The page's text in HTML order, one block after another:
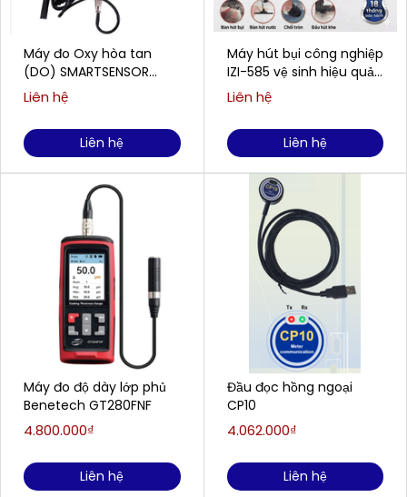
Máy đo Oxy hòa tan
(DO) SMARTSENSOR
AR8210 (0,00 ~ 20,00
Liên hệ
Liên hệ
Máy đo độ dày lớp phủ
Benetech GT280FNF
4.800.000₫
Liên hệ
Máy hút bụi công nghiệp
IZI-585 vệ sinh hiệu quả
cho doanh nghiệp
Liên hệ
Liên hệ
Đầu đọc hồng ngoại
CP10
4.062.000₫
Liên hệ